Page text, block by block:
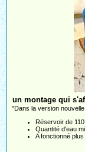
un montage qui
"Dans la version
Réservoir de
Quantité d'eau
A fonctionné